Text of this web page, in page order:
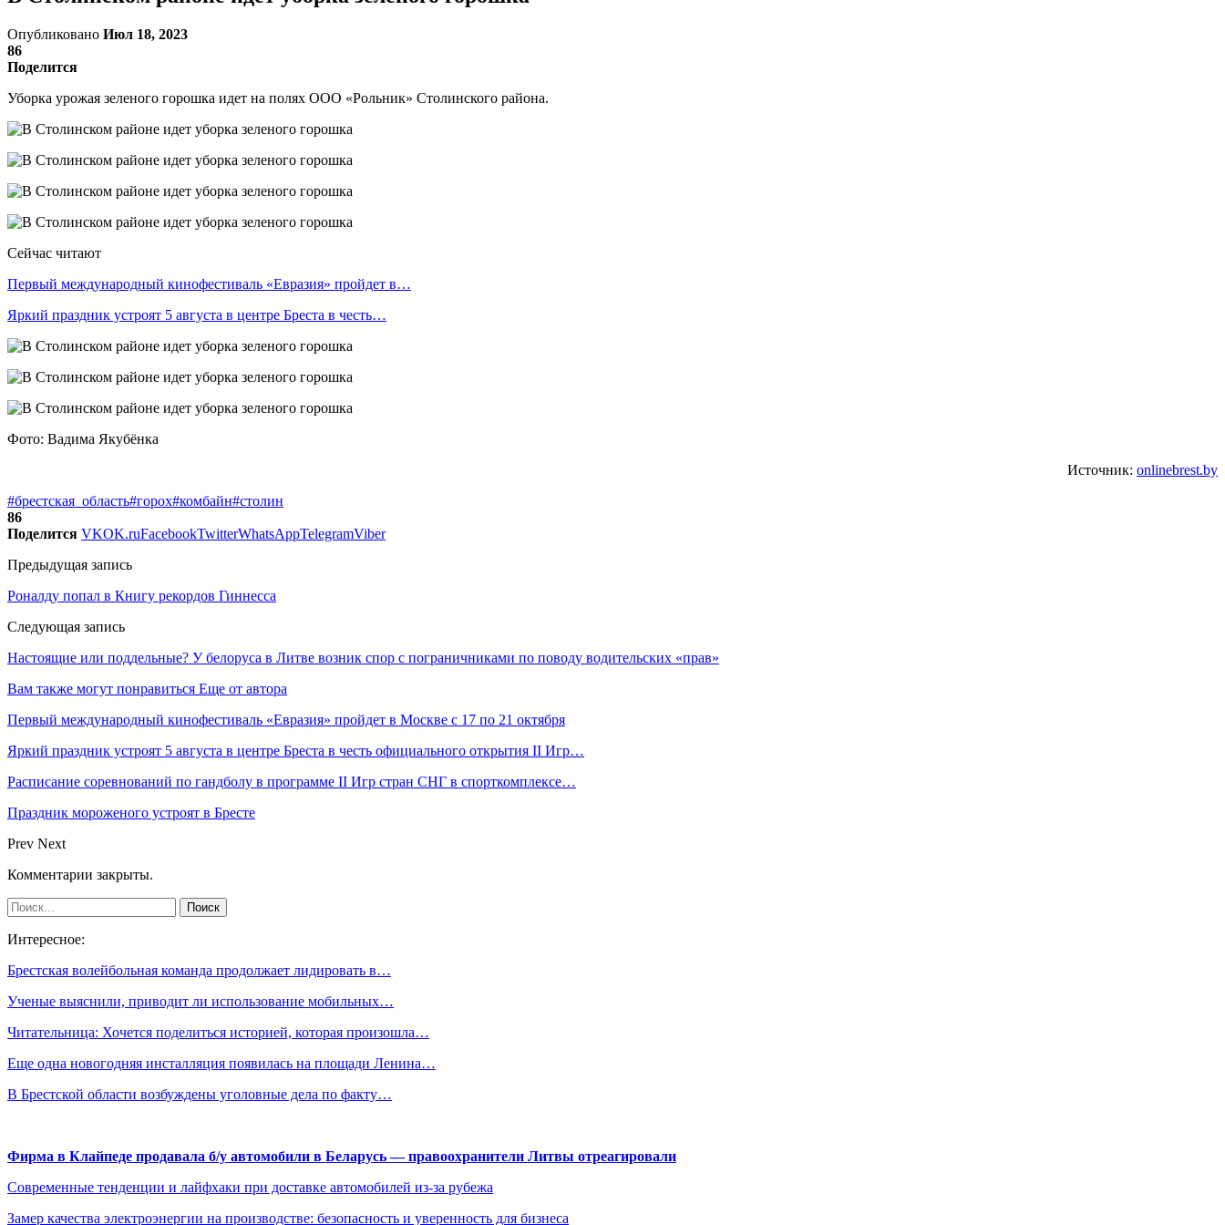
Опубликовано Июл 18, 2023
86
Поделится
Уборка урожая зеленого горошка идет на полях ООО «Рольник» Столинского района.
Сейчас читают
Первый международный кинофестиваль «Евразия» пройдет в…
Яркий праздник устроят 5 августа в центре Бреста в честь…
Фото: Вадима Якубёнка
Источник: onlinebrest.by
#брестская_область#горох#комбайн#столин
86
Поделится VKOK.ruFacebookTwitterWhatsAppTelegramViber
Предыдущая запись
Роналду попал в Книгу рекордов Гиннесса
Следующая запись
Настоящие или поддельные? У белоруса в Литве возник спор с пограничниками по поводу водительских «прав»
Вам также могут понравиться Еще от автора
Первый международный кинофестиваль «Евразия» пройдет в Москве с 17 по 21 октября
Яркий праздник устроят 5 августа в центре Бреста в честь официального открытия II Игр…
Расписание соревнований по гандболу в программе II Игр стран СНГ в спорткомплексе…
Праздник мороженого устроят в Бресте
Prev Next
Комментарии закрыты.
Интересное:
Брестская волейбольная команда продолжает лидировать в…
Ученые выяснили, приводит ли использование мобильных…
Читательница: Хочется поделиться историей, которая произошла…
Еще одна новогодняя инсталляция появилась на площади Ленина…
В Брестской области возбуждены уголовные дела по факту…
Фирма в Клайпеде продавала б/у автомобили в Беларусь — правоохранители Литвы отреагировали
Современные тенденции и лайфхаки при доставке автомобилей из-за рубежа
Замер качества электроэнергии на производстве: безопасность и уверенность для бизнеса